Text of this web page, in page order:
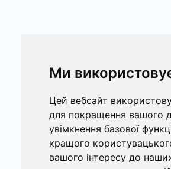
Ми
Цей вебсайт
для покращення вашого
увімкнення базової
кращого
вашого інтересу до